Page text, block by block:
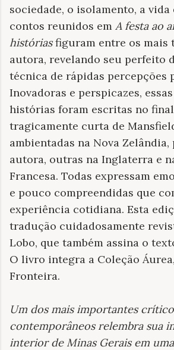
sociedade, o isolamento, a vida
contos reunidos em A festa ao
históriasfiguram entre os mais
autora, revelando seu perfeito
técnica de rápidas percepções
Inovadoras e perspicazes,
histórias foram escritas no
tragicamente curta de
ambientadas na Nova
autora, outras na Inglaterra e
Francesa. Todas expressam
e pouco compreendidas que
experiência cotidiana. Esta
tradução cuidadosamente
Lobo, que também assina o
O livro integra a Coleção
Fronteira.
Um dos mais importantes
contemporâneos relembra sua
interior de Minas Gerais em